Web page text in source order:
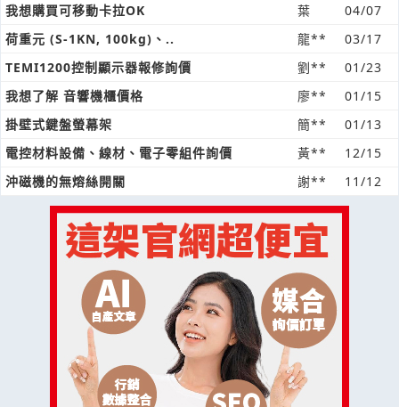
我想購買可移動卡拉OK
葉
04/07
荷重元 (S-1KN, 100kg)、..
龍**
03/17
TEMI1200控制顯示器報修詢價
劉**
01/23
我想了解 音響機櫃價格
廖**
01/15
掛壁式鍵盤螢幕架
簡**
01/13
電控材料設備、線材、電子零組件詢價
黃**
12/15
沖磁機的無熔絲開關
謝** 11/12